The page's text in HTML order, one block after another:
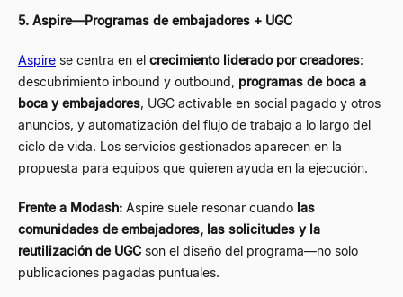
5. Aspire—Programas de embajadores + UGC
Aspire se centra en el crecimiento liderado por creadores:
descubrimiento inbound y outbound, programas de boca a
boca y embajadores, UGC activable en social pagado y otros
anuncios, y automatización del flujo de trabajo a lo largo del
ciclo de vida. Los servicios gestionados aparecen en la
propuesta para equipos que quieren ayuda en la ejecución.
Frente a Modash: Aspire suele resonar cuando las
comunidades de embajadores, las solicitudes y la
reutilización de UGC son el diseño del programa—no solo
publicaciones pagadas puntuales.